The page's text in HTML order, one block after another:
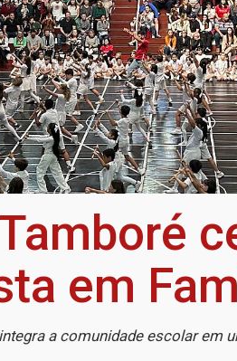
em
a comunidade escolar em